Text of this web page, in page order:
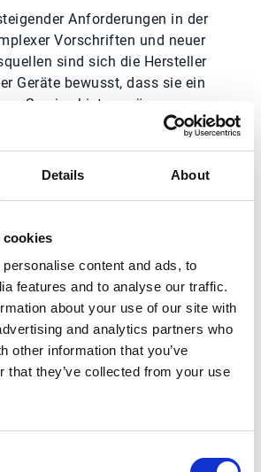
Details About
cookies
content and ads, to
features and to analyse our traffic.
about your use of our site with
and analytics partners who
other information that you’ve
that they’ve collected from your use
Anforderungen in der
Vorschriften und neuer
sind sich die Hersteller
Geräte bewusst, dass sie ein
Service bieten müssen, um
Kunden zu halten und neue
Eine hocheffektive
ist für dieses Ziel
und Wettbewerbsvorteile zu
stehen Unternehmen der
vor Herausforderungen in
Transparenz, Produktivität,
Kostenkontrolle und
Implementierung.
bei der Überwindung
stellen zwar